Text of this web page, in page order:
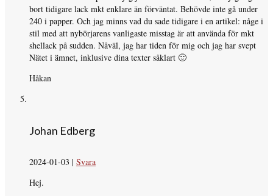
bort tidigare lack mkt enklare än förväntat. Behövde inte gå under
240 i papper. Och jag minns vad du sade tidigare i en artikel: någe i
stil med att nybörjarens vanligaste misstag är att använda för mkt
shellack på sudden. Nåväl, jag har tiden för mig och jag har svept
Nätet i ämnet, inklusive dina texter såklart 🙂
Håkan
Johan Edberg
2024-01-03 | Svara
Hej.